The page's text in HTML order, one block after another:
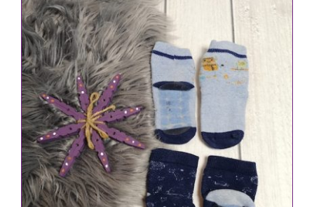
IN DEN WARENKORB / DETAILS